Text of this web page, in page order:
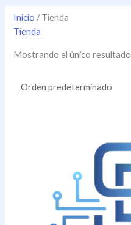
Inicio / Tienda
Tienda
Mostrando el único resultado